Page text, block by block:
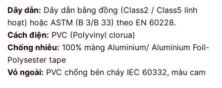
Dây dẫn: Dây dẫn bằng đồng (Class2 / Class5 linh
hoạt) hoặc ASTM (B 3/B 33) theo EN 60228.
Cách điện: PVC (Polyvinyl clorua)
Chống nhiễu: 100% màng Aluminium/ Aluminium Foil-
Polysester tape
Vỏ ngoài: PVC chống bén cháy IEC 60332, màu cam